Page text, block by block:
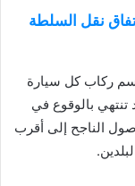
نقل السلطة
ركاب كل سيارة
بالوقوع في
الناجح إلى أقرب